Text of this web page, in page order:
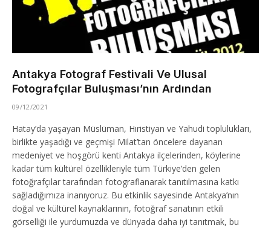
Antakya Fotograf Festivali Ve Ulusal
Fotografçılar Buluşması’nın Ardından
09/12/2021
Hatay’da yaşayan Müslüman, Hıristiyan ve Yahudi toplulukları,
birlikte yaşadığı ve geçmişi Milat’tan öncelere dayanan
medeniyet ve hoşgörü kenti Antakya ilçelerinden, köylerine
kadar tüm kültürel özellikleriyle tüm Türkiye’den gelen
fotoğrafçılar tarafından fotograflanarak tanıtılmasına katkı
sağladığımıza inanıyoruz. Bu etkinlik sayesinde Antakya’nın
doğal ve kültürel kaynaklarının, fotoğraf sanatının etkili
görselliği ile yurdumuzda ve dünyada daha iyi tanıtmak, bu